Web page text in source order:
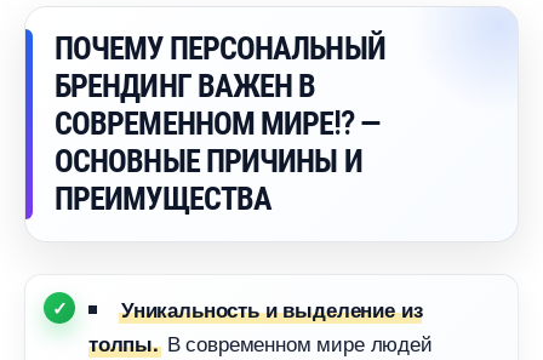
ПОЧЕМУ ПЕРСОНАЛЬНЫЙ
БРЕНДИНГ ВАЖЕН
СОВРЕМЕННОМ МИРЕ⁉️ —
ОСНОВНЫЕ ПРИЧИНЫ И
ПРЕИМУЩЕСТВА
Уникальность и выделение из
толпы.современном мире людей